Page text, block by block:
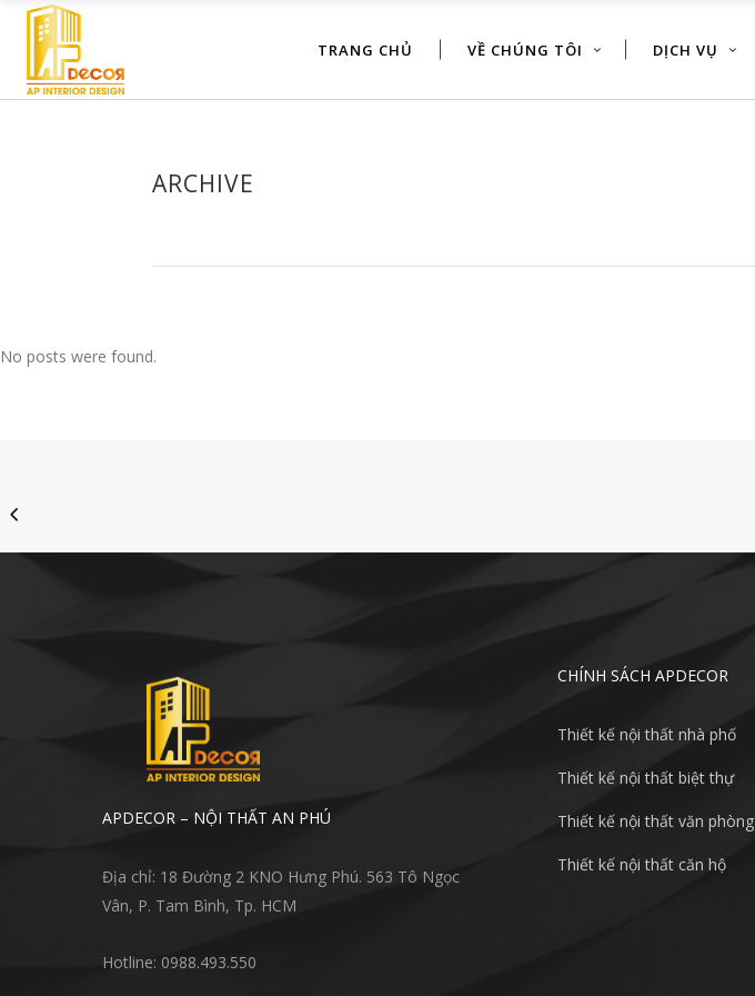
TRANG CHỦ VỀ CHÚNG TÔI DỊCH VỤ
ARCHIVE
No posts were found.
APDECOR – NỘI THẤT AN PHÚ
Địa chỉ: 18 Đường 2 KNO Hưng Phú. 563 Tô Ngọc
Vân, P. Tam Bình, Tp. HCM
Hotline: 0988.493.550
CHÍNH SÁCH APDECOR
Thiết kế nội thất nhà phố
Thiết kế nội thất biệt thự
Thiết kế nội thất văn phòng
Thiết kế nội thất căn hộ